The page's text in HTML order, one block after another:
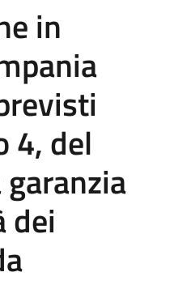
in
4, del
dei